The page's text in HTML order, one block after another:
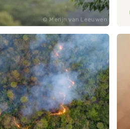
Merijn van Leeuwen